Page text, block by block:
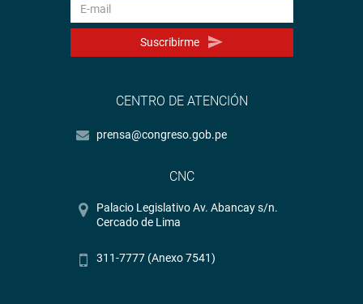
Suscribirme
CENTRO DE ATENCIÓN
prensa@congreso.gob.pe
CNC
Palacio Legislativo Av. Abancay s/n.
Cercado de Lima
311-7777 (Anexo 7541)